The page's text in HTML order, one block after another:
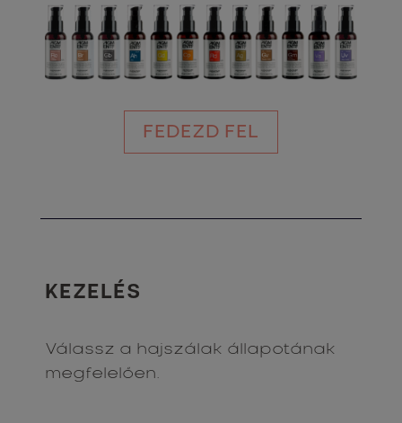
FEDEZD FEL
KEZELÉS
Válassz a hajszálak állapotának
megfelelően.